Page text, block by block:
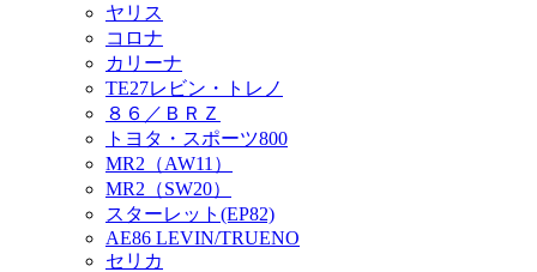
ヤリス
コロナ
カリーナ
TE27レビン・トレノ
８６／ＢＲＺ
トヨタ・スポーツ800
MR2（AW11）
MR2（SW20）
スターレット(EP82)
AE86 LEVIN/TRUENO
セリカ